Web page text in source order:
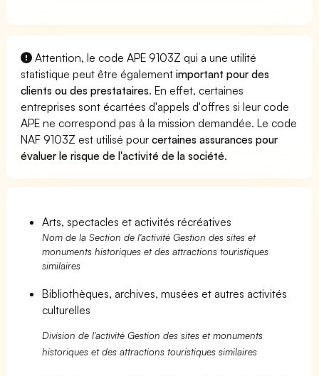
Attention, le code APE 9103Z qui a une utilité
statistique peut être égalementimportant pour des
clients ou des prestataires. En effet, certaines
entreprises sont écartées d'appels d'offres si leur code
APE ne correspond pas à la mission demandée. Le code
NAF 9103Z est utilisé pourcertaines assurances pour
évaluer le risque de l'activité de la société.
Arts, spectacles et activités récréatives
Nom de la Section de l'activité Gestion des sites et
monuments historiques et des attractions touristiques
similaires
Bibliothèques, archives, musées et autres activités
culturelles
Division de l'activité Gestion des sites et monuments
historiques et des attractions touristiques similaires